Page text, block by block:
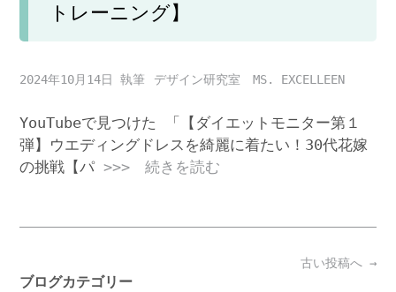
トレーニング】
2024年10月14日 デザイン研究室 MS. EXCELLEEN
YouTubeで見つけた 「【ダイエットモニター第１
弾】ウエディングドレスを綺麗に着たい！30代花嫁
の挑戦【パ >>> 続きを読む
navigation
古い投稿へ →
ブログカテゴリー